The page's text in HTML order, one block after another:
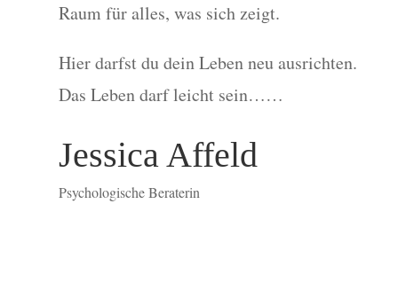
Raum für alles, was sich zeigt.
Hier darfst du dein Leben neu ausrichten.
Das Leben darf leicht sein……
Jessica Affeld
Psychologische Beraterin